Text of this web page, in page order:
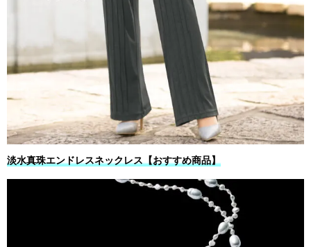
淡水真珠エンドレスネックレス【おすすめ商品】